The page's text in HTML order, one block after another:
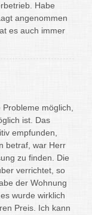
Habe
angenommen
es auch immer
möglich,
ist. Das
empfunden,
betraf, war Herr
zu finden. Die
verrichtet, so
der Wohnung
wurde wirklich
Preis. Ich kann